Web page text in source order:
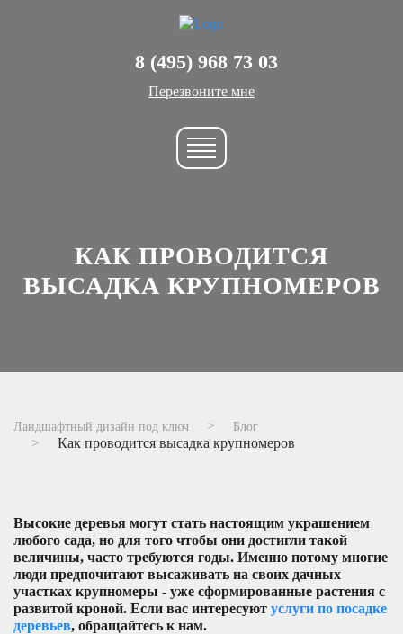
8 (495) 968 73 03
Перезвоните мне
КАК ПРОВОДИТСЯ
ВЫСАДКА КРУПНОМЕРОВ
Ландшафтный дизайн под ключ Блог
Как проводится высадка крупномеров
Высокие деревья могут стать настоящим украшением
любого сада, но для того чтобы они достигли такой
величины, часто требуются годы. Именно потому многие
люди предпочитают высаживать на своих дачных
участках крупномеры - уже сформированные растения с
развитой кроной. Если вас интересуют услуги по посадке
деревьев, обращайтесь к нам.